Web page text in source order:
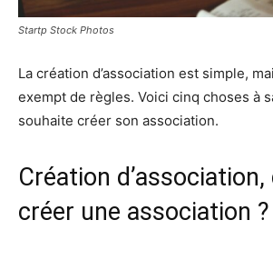
Startp Stock Photos
La création d’association est simple,
exempt de règles. Voici cinq choses à
souhaite créer son association.
Création
créer une association ?